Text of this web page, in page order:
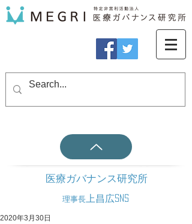
医療ガバナンス研究所
理事長 上昌広SNS
2020年3月30日